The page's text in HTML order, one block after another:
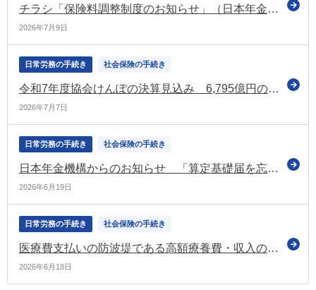
チラシ「保険料調整制度のお知らせ」（日本年金機構）
2026年7月9日
日常労務の手続き 社会保険の手続き
令和7年度協会けんぽの決算見込み 6,795億円の黒字の見込み
2026年7月7日
日常労務の手続き 社会保険の手続き
日本年金機構からのお知らせ 「算定基礎届を忘れずにご提出ください」などの情報を掲載（令和8年6月号）
2026年6月19日
日常労務の手続き 社会保険の手続き
医療費支払いの防波堤である高額療養費・収入の命綱である傷病手当金 協会けんぽがコラムで紹介
2026年6月18日